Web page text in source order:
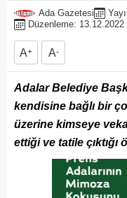
Ada Gazetesi
Düzenleme: 13.12.2022
A+ A-
Adalar Belediye
kendisine bağlı bir
üzerine kimseye
ettiği ve tatile çıktığı